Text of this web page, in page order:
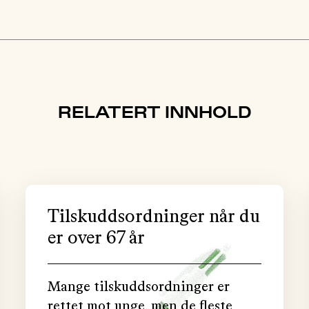
RELATERT INNHOLD
Tilskuddsordninger når du
er over 67 år
Mange tilskuddsordninger er